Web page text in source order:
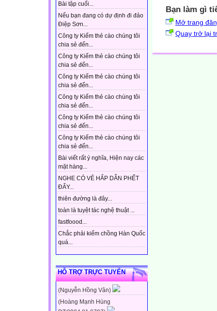
Bài tập cuối...
Nếu bạn đang có dự định đi đảo
Điệp Sơn...
Công ty Kiếm thẻ cào chúng tôi
chia sẻ đến...
Công ty Kiếm thẻ cào chúng tôi
chia sẻ đến...
Công ty Kiếm thẻ cào chúng tôi
chia sẻ đến...
Công ty Kiếm thẻ cào chúng tôi
chia sẻ đến...
Công ty Kiếm thẻ cào chúng tôi
chia sẻ đến...
Công ty Kiếm thẻ cào chúng tôi
chia sẻ đến...
Bài viết rất ý nghĩa, Hiện nay các
mặt hàng...
NGHE CÓ VẺ HẤP DẪN PHẾT
ĐẤY...
thiên đường là đây...
toàn là tuyệt tác nghệ thuật ...
fastfoood...
Chắc phải kiếm chồng Hàn Quốc
quá...
HỖ TRỢ TRỰC TUYẾN
(Nguyễn Hồng Vân)
(Hoàng Mạnh Hùng
Bạn làm gì
Mở trang
Quay trở lại